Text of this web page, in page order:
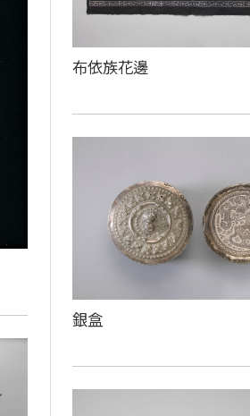
布依族花邊
銀盒